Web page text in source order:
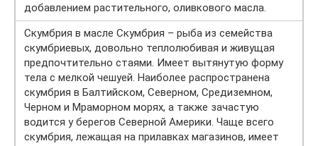
добавлением растительного, оливкового масла.
Скумбрия в масле Скумбрия – рыба из семейства
скумбриевых, довольно теплолюбивая и живущая
предпочтительно стаями. Имеет вытянутую форму
тела с мелкой чешуей. Наиболее распространена
скумбрия в Балтийском, Северном, Средиземном,
Черном и Мраморном морях, а также зачастую
водится у берегов Северной Америки. Чаще всего
скумбрия, лежащая на прилавках магазинов, имеет